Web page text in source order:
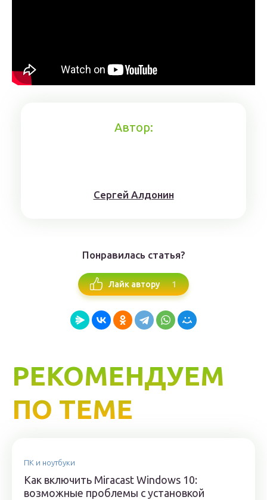
Автор:
Сергей Алдонин
Понравилась статья?
Лайк автору 1
РЕКОМЕНДУЕМ
ПО ТЕМЕ
ПК и ноутбуки
Как включить Miracast Windows 10:
возможные проблемы с установкой